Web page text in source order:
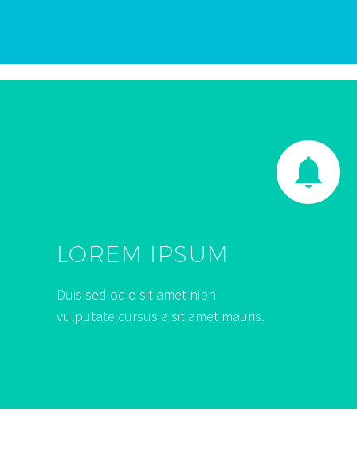


LOREM IPSUM
Duis sed odio sit amet nibh
vulputate cursus a sit amet mauris.